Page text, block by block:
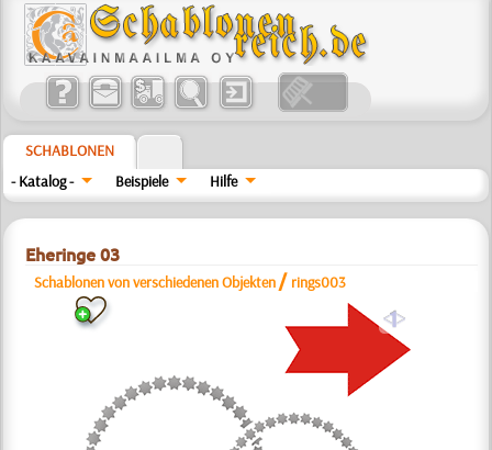
SCHABLONEN
- Katalog -
Beispiele Hilfe
Eheringe 03
Schablonen von verschiedenen Objekten / rings003
a